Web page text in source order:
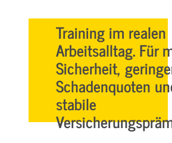
Training im realen
Arbeitsalltag. Für
Sicherheit,
Schadenquoten
stabile